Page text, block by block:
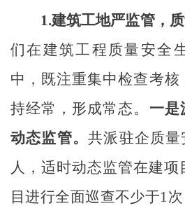
1.建筑工地严监管，
们在建筑工程质量安全
中，既注重集中检查考
持经常，形成常态。 一是
动态监管。共派驻企质量
人，适时动态监管在建项
目进行全面巡查不少于1